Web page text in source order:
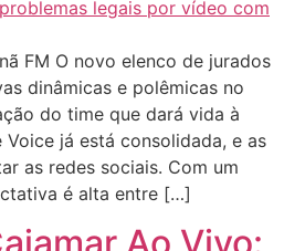
FM O novo elenco de jurados
dinâmicas e polêmicas no
do time que dará vida à
já está consolidada, e as
as redes sociais. Com um
é alta entre […]